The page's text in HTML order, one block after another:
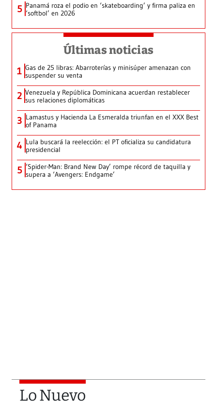
5 Panamá roza el podio en ‘skateboarding’ y firma paliza en
‘softbol’ en 2026
Últimas noticias
1 Gas de 25 libras: Abarroterías y minisúper amenazan con
suspender su venta
2 Venezuela y República Dominicana acuerdan restablecer
sus relaciones diplomáticas
3 Lamastus y Hacienda La Esmeralda triunfan en el XXX Best
of Panama
4 Lula buscará la reelección: el PT oficializa su candidatura
presidencial
5 ‘Spider-Man: Brand New Day’ rompe récord de taquilla y
supera a ‘Avengers: Endgame’
Lo Nuevo